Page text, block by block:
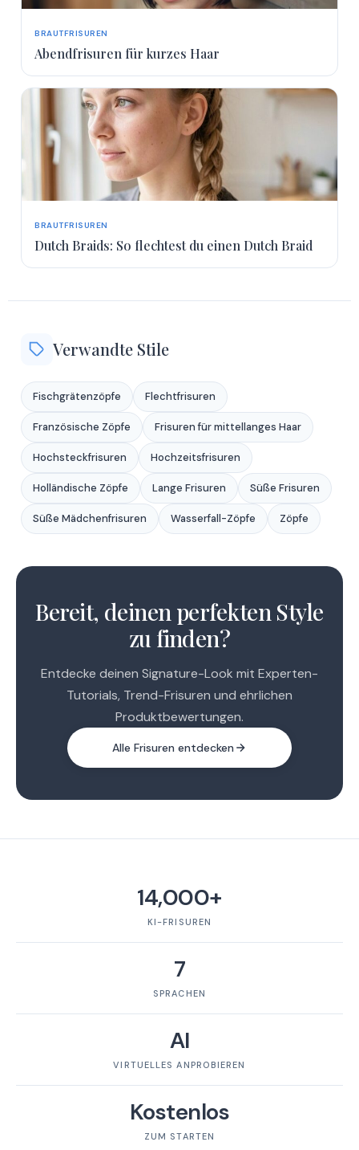
BRAUTFRISUREN
Abendfrisuren für kurzes Haar
BRAUTFRISUREN
Dutch Braids: So flechtest du einen Dutch Braid
Verwandte Stile
Fischgrätenzöpfe Flechtfrisuren
Französische Zöpfe Frisuren für mittellanges Haar
Hochsteckfrisuren Hochzeitsfrisuren
Holländische Zöpfe Lange Frisuren Süße Frisuren
Süße Mädchenfrisuren Wasserfall-Zöpfe Zöpfe
Bereit, deinen perfekten Style
zu finden?
Entdecke deinen Signature-Look mit Experten-
Tutorials, Trend-Frisuren und ehrlichen
Produktbewertungen.
Alle Frisuren entdecken
14,000+
KI-FRISUREN
7
SPRACHEN
AI
VIRTUELLES ANPROBIEREN
Kostenlos
ZUM STARTEN